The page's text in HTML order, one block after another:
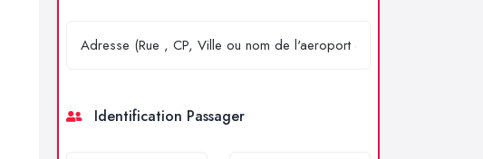
Identification Passager